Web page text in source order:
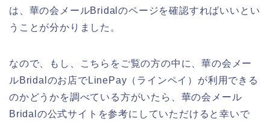
は、華の会メールBridalのページを確認すればいいとい
うことが分かりました。
なので、もし、こちらをご覧の方の中に、華の会メー
ルBridalのお店でLinePay（ラインペイ）が利用できる
のかどうかを調べている方がいたら、華の会メール
Bridalの公式サイトを参考にしていただけると幸いで